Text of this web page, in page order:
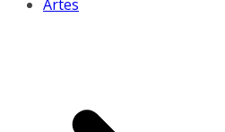
Artes